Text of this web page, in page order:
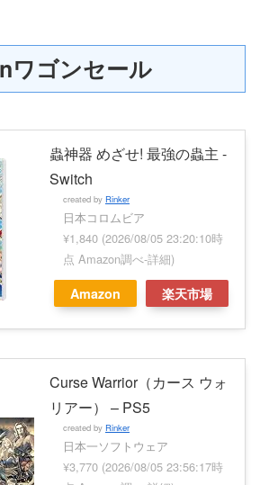
ワゴンセール
蟲神器 めざせ! 最強の蟲主 -
Switch
created by Rinker
日本コロムビア
¥1,840 (2026/08/05 23:20:10時
点 Amazon調べ-詳細)
Amazon 楽天市場
Curse Warrior（カース ウォ
リアー） – PS5
created by Rinker
日本一ソフトウェア
¥3,770 (2026/08/05 23:56:17時